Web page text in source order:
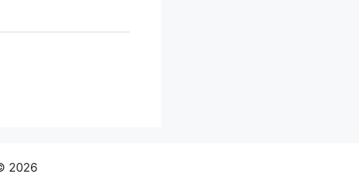
2026